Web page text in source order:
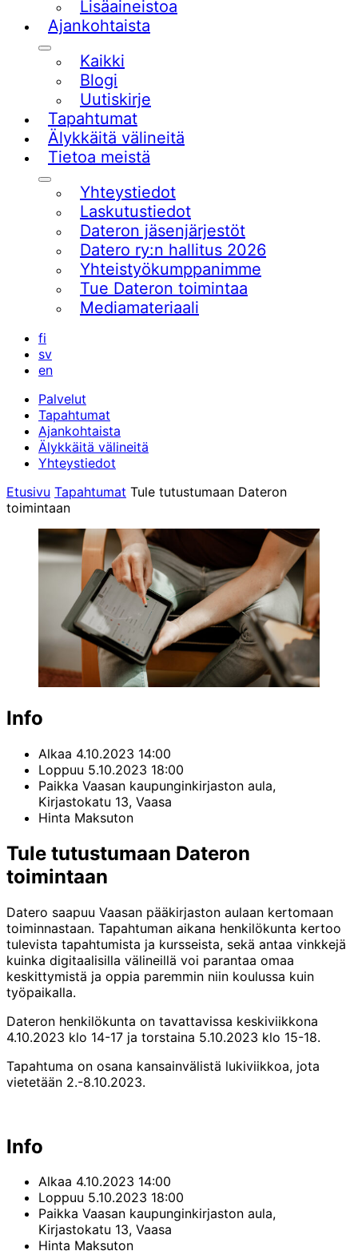
Lisäaineistoa
Ajankohtaista
AlavalikkoKaikki
Blogi
Uutiskirje
Tapahtumat
Älykkäitä välineitä
Tietoa meistä
AlavalikkoYhteystiedot
Laskutustiedot
Dateron jäsenjärjestöt
Datero ry:n hallitus 2026
Yhteistyökumppanimme
Tue Dateron toimintaa​
Mediamateriaali
fi
sv
en
Palvelut
Tapahtumat
Ajankohtaista
Älykkäitä välineitä
Yhteystiedot
Etusivu Tapahtumat Tule tutustumaan Dateron
toimintaan
Info
Alkaa 4.10.2023 14:00
Loppuu 5.10.2023 18:00
Paikka Vaasan kaupunginkirjaston aula,
Kirjastokatu 13, Vaasa
Hinta Maksuton
Tule tutustumaan Dateron
toimintaan
Datero saapuu Vaasan pääkirjaston aulaan kertomaan
toiminnastaan. Tapahtuman aikana henkilökunta kertoo
tulevista tapahtumista ja kursseista, sekä antaa vinkkejä
kuinka digitaalisilla välineillä voi parantaa omaa
keskittymistä ja oppia paremmin niin koulussa kuin
työpaikalla.
Dateron henkilökunta on tavattavissa keskiviikkona
4.10.2023 klo 14-17 ja torstaina 5.10.2023 klo 15-18.
Tapahtuma on osana kansainvälistä lukiviikkoa, jota
vietetään 2.-8.10.2023.
Info
Alkaa 4.10.2023 14:00
Loppuu 5.10.2023 18:00
Paikka Vaasan kaupunginkirjaston aula,
Kirjastokatu 13, Vaasa
Hinta Maksuton